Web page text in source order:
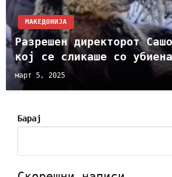
МАКЕДОНИЈА
Разрешен директорот
кој се сликаше со
март 5, 2025
Барај